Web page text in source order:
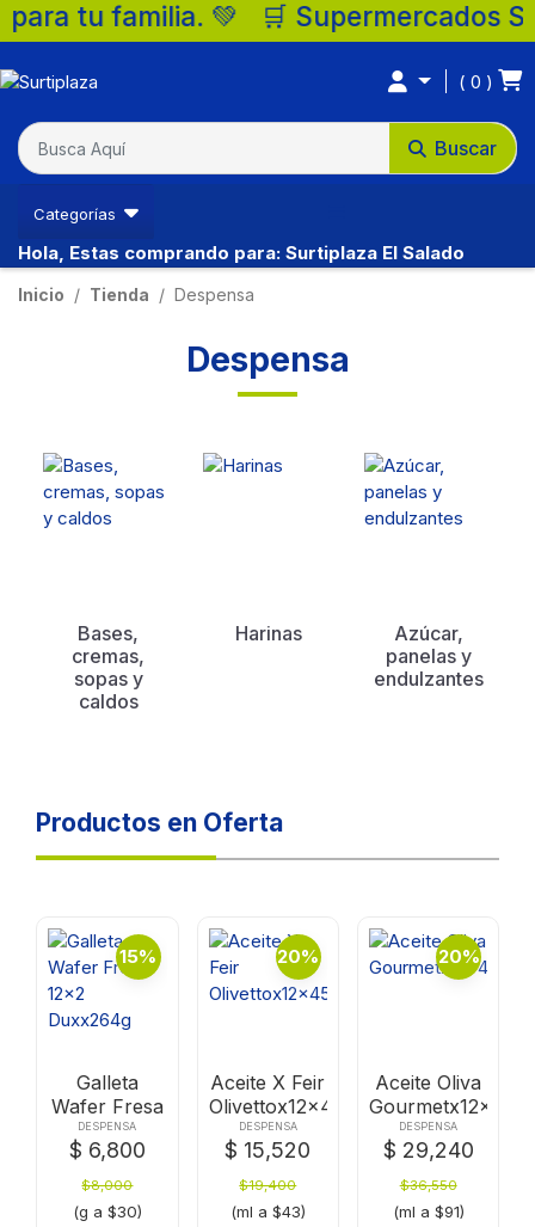
tu familia. 💚 🛒 Supermercados
Buscar
0
Categorías
Hola, Estas comprando para: Surtiplaza El Salado
Inicio Tienda Despensa
Despensa
Bases,
cremas,
sopas y
caldos
Harinas
Azúcar,
panelas y
endulzantes
Productos en Oferta
15%
Galleta
Wafer Fresa
12x2
Duxx264g
DESPENSA
$ 6,800
$8,000
(g a $30)
20%
Aceite X Feir
Olivettox12x450
DESPENSA
$ 15,520
$19,400
(ml a $43)
20%
Aceite Oliva
Gourmetx12x400
DESPENSA
$ 29,240
$36,550
(ml a $91)
Ventas Neiva
(57) 3202362042